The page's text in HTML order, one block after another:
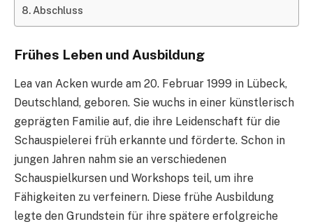
Abschluss
Frühes Leben und Ausbildung
Lea van Acken wurde am 20. Februar 1999 in Lübeck,
Deutschland, geboren. Sie wuchs in einer künstlerisch
geprägten Familie auf, die ihre Leidenschaft für die
Schauspielerei früh erkannte und förderte. Schon in
jungen Jahren nahm sie an verschiedenen
Schauspielkursen und Workshops teil, um ihre
Fähigkeiten zu verfeinern. Diese frühe Ausbildung
legte den Grundstein für ihre spätere erfolgreiche